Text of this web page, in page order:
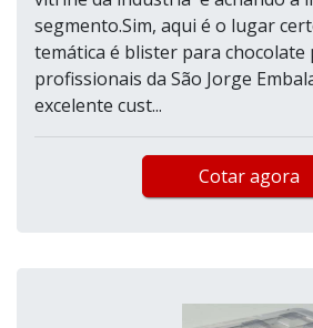
segmento.Sim, aqui é o lugar
temática é blister para chocolate
profissionais da São Jorge
excelente cust...
Cotar agora